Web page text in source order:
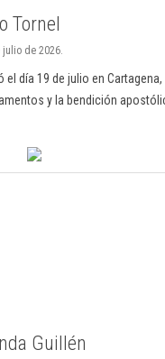
Tornel
de 2026.
día 19 de julio en
y la bendición
Guillén